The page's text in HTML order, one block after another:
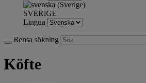
SVERIGE
Lingua
Rensa sökning
Köfte